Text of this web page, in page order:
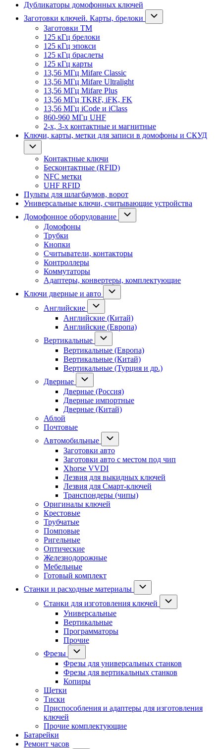
Дубликаторы домофонных ключей
Заготовки ключей. Карты, брелоки
Заготовки ТМ
125 кГц брелоки
125 кГц эпокси
125 кГц браслеты
125 кГц карты
13,56 МГц Mifare Classic
13,56 МГц Mifare Ultralight
13,56 МГц Mifare Plus
13,56 МГц TKRF, iFK, FK
13,56 МГц iCode и iClass
860-960 МГц UHF
2-х, 3-х контактные и магнитные
Ключи, карты, метки для записи в домофоны и СКУД
Контактные ключи
Бесконтактные (RFID)
NFC метки
UHF RFID
Пульты для шлагбаумов, ворот
Универсальные ключи, считывающие устройства
Домофонное оборудование
Домофоны
Трубки
Кнопки
Считыватели, контакторы
Контроллеры
Коммутаторы
Адаптеры, конвертеры, комплектующие
Ключи дверные и авто
Английские
Английские (Китай)
Английские (Европа)
Вертикальные
Вертикальные (Европа)
Вертикальные (Китай)
Вертикальные (Турция и др.)
Дверные
Дверные (Россия)
Дверные импортные
Дверные (Китай)
Аблой
Почтовые
Автомобильные
Заготовки авто
Заготовки авто с местом под чип
Xhorse VVDI
Лезвия для выкидных ключей
Лезвия для Смарт-ключей
Транспондеры (чипы)
Оригиналы ключей
Крестовые
Трубчатые
Помповые
Ригельные
Оптические
Железнодорожные
Мебельные
Готовый комплект
Станки и расходные материалы
Станки для изготовления ключей
Универсальные
Вертикальные
Программаторы
Прочие
Фрезы
Фрезы для универсальных станков
Фрезы для вертикальных станков
Копиры
Щетки
Тиски
Приспособления и адаптеры для изготовления
ключей
Прочие комплектующие
Батарейки
Ремонт часов